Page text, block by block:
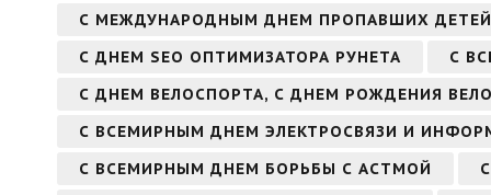
С МЕЖДУНАРОДНЫМ ДНЕМ ПРОПАВШИХ ДЕТЕЙ
С ДНЕМ SEO ОПТИМИЗАТОРА РУНЕТА
С
С ДНЕМ ВЕЛОСПОРТА, С ДНЕМ РОЖДЕНИЯ
С ВСЕМИРНЫМ ДНЕМ ЭЛЕКТРОСВЯЗИ И
С ВСЕМИРНЫМ ДНЕМ БОРЬБЫ С АСТМОЙ